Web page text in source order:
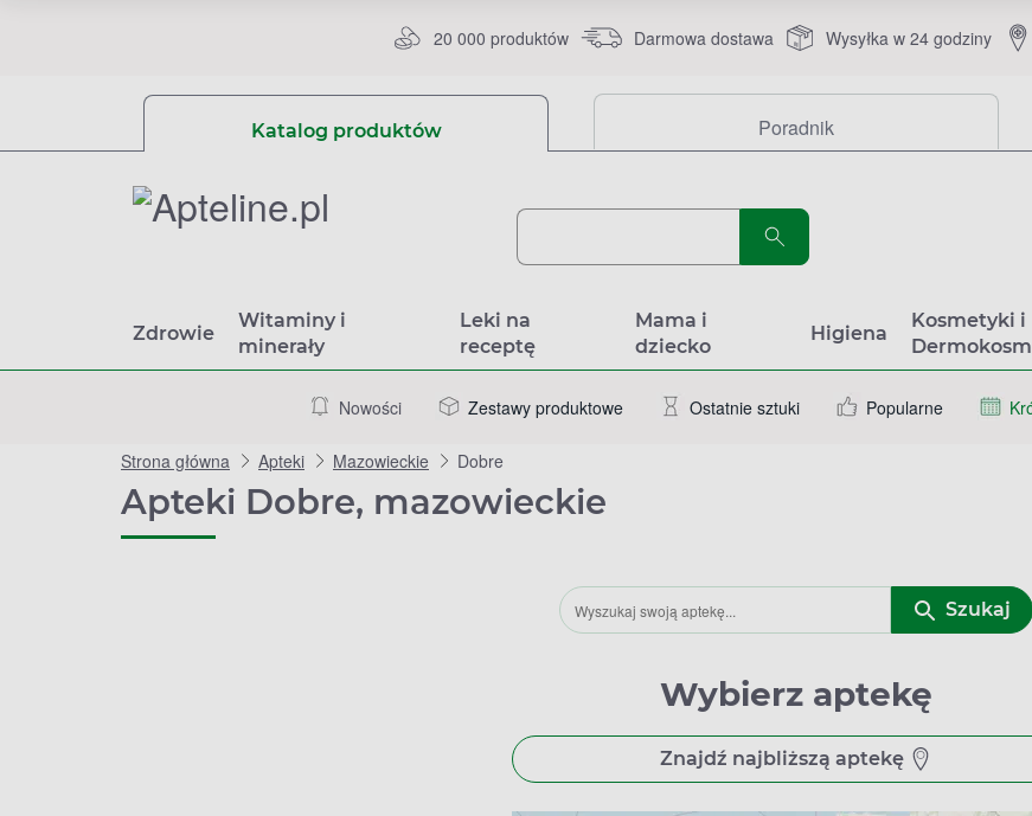
20 000 produktów Darmowa dostawa Wysyłka w 24 godziny
Katalog produktów Poradnik
Zdrowie
Witaminy i
minerały
Leki na
receptę
Mama i
dziecko
Higiena
Kosmetyki i
Nowości Zestawy produktowe Ostatnie sztuki Popularne
Strona główna Apteki Mazowieckie Dobre
Apteki Dobre, mazowieckie
Szukaj
Wybierz aptekę
Znajdź najbliższą aptekę